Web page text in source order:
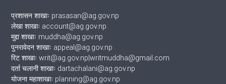
प्रशासन शाखाः prasasan@ag.gov.np
लेखा शाखाः account@ag.gov.np
मुद्दा शाखाः muddha@ag.gov.np
पुनरावेदन शाखाः appeal@ag.gov.np
रिट शाखाः writ@ag.gov.np|writmuddha@gmail.com
दर्ता चलानी शाखाः dartachalani@ag.gov.np
योजना महाशाखाः planning@ag.gov.np